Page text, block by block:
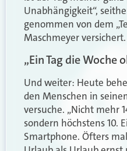
Unabhängigkeit“,
genommen von dem
Maschmeyer versichert.
„Ein Tag die Woche
Und weiter: Heute
den Menschen in
versuche. „Nicht mehr
sondern höchstens 10.
Smartphone. Öfters